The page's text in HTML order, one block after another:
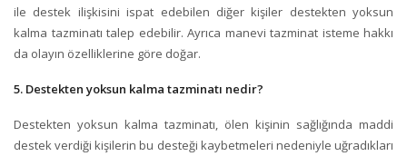
ile destek ilişkisini ispat edebilen diğer kişiler destekten yoksun
kalma tazminatı talep edebilir. Ayrıca manevi tazminat isteme hakkı
da olayın özelliklerine göre doğar.
5. Destekten yoksun kalma tazminatı nedir?
Destekten yoksun kalma tazminatı, ölen kişinin sağlığında maddi
destek verdiği kişilerin bu desteği kaybetmeleri nedeniyle uğradıkları